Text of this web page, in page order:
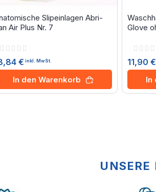
Slipeinlagen Abri-
Air Plus Nr. 7
Rating:
€ inkl. MwSt.
In den Warenkorb
Glove
Rating:
11,90 €
In
UNSERE